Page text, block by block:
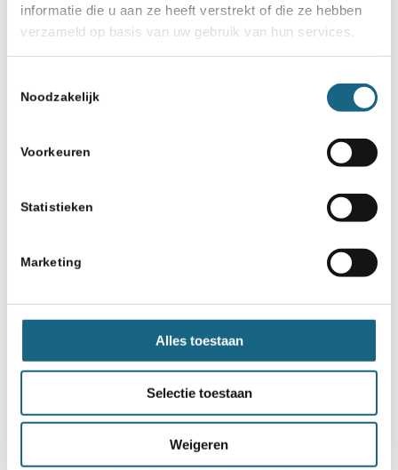
informatie die u aan ze heeft verstrekt of die ze hebben
verzameld op basis van uw gebruik van hun services.
Noodzakelijk
Voorkeuren
Statistieken
Marketing
Alles toestaan
Selectie toestaan
Weigeren